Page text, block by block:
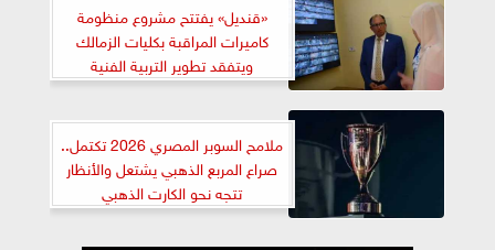
«قنديل» يفتتح مشروع منظومة
كاميرات المراقبة بكليات الزمالك
ويتفقد تطوير التربية الفنية
ملامح السوبر المصري 2026 تكتمل..
صراع المربع الذهبي يشتعل والأنظار
تتجه نحو الكارت الذهبي